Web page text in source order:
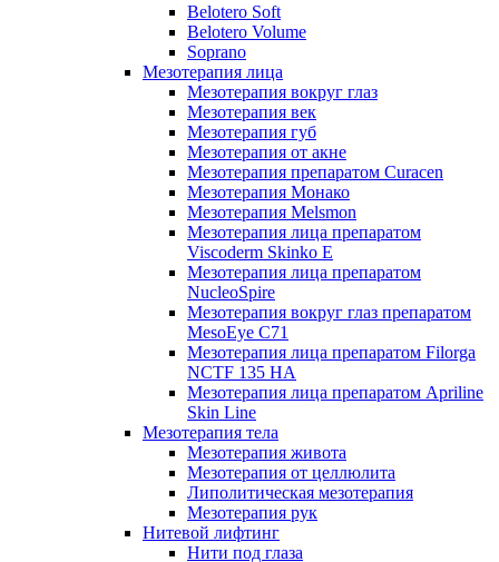
Belotero Soft
Belotero Volume
Soprano
Мезотерапия лица
Мезотерапия вокруг глаз
Мезотерапия век
Мезотерапия губ
Мезотерапия от акне
Мезотерапия препаратом Curacen
Мезотерапия Монако
Мезотерапия Melsmon
Мезотерапия лица препаратом
Viscoderm Skinko E
Мезотерапия лица препаратом
NucleoSpire
Мезотерапия вокруг глаз препаратом
MesoEye С71
Мезотерапия лица препаратом Filorga
NCTF 135 HA
Мезотерапия лица препаратом Apriline
Skin Line
Мезотерапия тела
Мезотерапия живота
Мезотерапия от целлюлита
Липолитическая мезотерапия
Мезотерапия рук
Нитевой лифтинг
Нити под глаза